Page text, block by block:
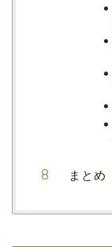
まとめ